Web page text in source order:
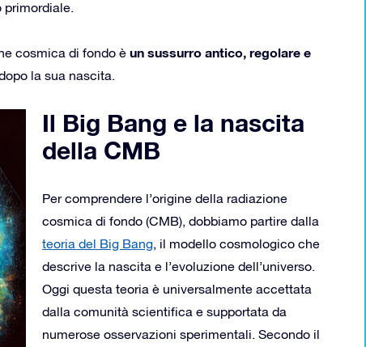
primordiale.
cosmica di fondo è un sussurro antico, regolare e
la sua nascita.
Il Big Bang e la nascita
della CMB
Per comprendere l’origine della radiazione
cosmica di fondo (CMB), dobbiamo partire dalla
teoria del Big Bang, il modello cosmologico che
descrive la nascita e l’evoluzione dell’universo.
Oggi questa teoria è universalmente accettata
dalla comunità scientifica e supportata da
numerose osservazioni sperimentali. Secondo il